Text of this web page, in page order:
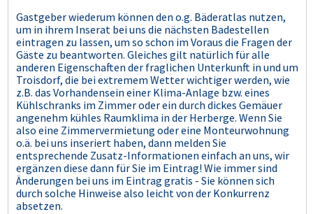
Gastgeber wiederum können den o.g. Bäderatlas nutzen,
um in ihrem Inserat bei uns die nächsten Badestellen
eintragen zu lassen, um so schon im Voraus die Fragen der
Gäste zu beantworten. Gleiches gilt natürlich für alle
anderen Eigenschaften der fraglichen Unterkunft in und um
Troisdorf, die bei extremem Wetter wichtiger werden, wie
z.B. das Vorhandensein einer Klima-Anlage bzw. eines
Kühlschranks im Zimmer oder ein durch dickes Gemäuer
angenehm kühles Raumklima in der Herberge. Wenn Sie
also eine Zimmervermietung oder eine Monteurwohnung
o.ä. bei uns inseriert haben, dann melden Sie
entsprechende Zusatz-Informationen einfach an uns, wir
ergänzen diese dann für Sie im Eintrag! Wie immer sind
Änderungen bei uns im Eintrag gratis - Sie können sich
durch solche Hinweise also leicht von der Konkurrenz
absetzen.